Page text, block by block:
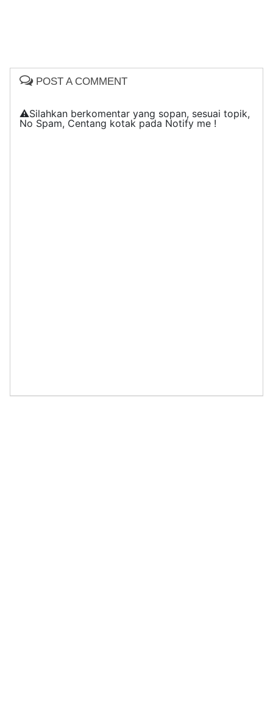
POST A COMMENT
⚠️Silahkan berkomentar yang sopan, sesuai topik,
No Spam, Centang kotak pada Notify me !